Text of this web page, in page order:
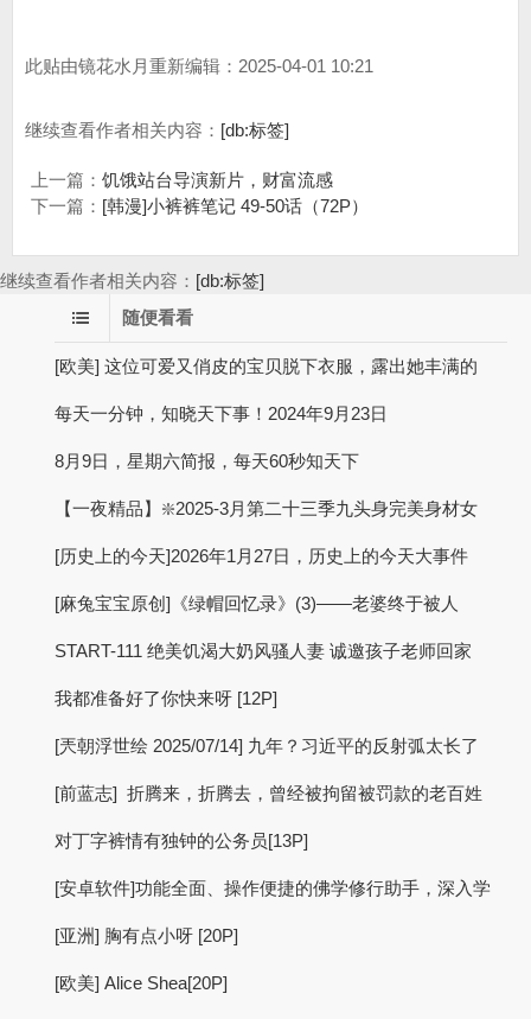
此贴由镜花水月重新编辑：2025-04-01 10:21
继续查看作者相关内容： [db:标签]
上一篇： 饥饿站台导演新片，财富流感
下一篇： [韩漫]小裤裤笔记 49-50话（72P）
继续查看作者相关内容： [db:标签]
随便看看
[欧美] 这位可爱又俏皮的宝贝脱下衣服，露出她丰满的
每天一分钟，知晓天下事！2024年9月23日
8月9日，星期六简报，每天60秒知天下
【一夜精品】❇️2025-3月第二十三季九头身完美身材女
[历史上的今天]2026年1月27日，历史上的今天大事件
[麻兔宝宝原创]《绿帽回忆录》(3)——老婆终于被人
START-111 绝美饥渴大奶风骚人妻 诚邀孩子老师回家
我都准备好了你快来呀 [12P]
[兲朝浮世绘 2025/07/14] 九年？习近平的反射弧太长了
[前蓝志] 折腾来，折腾去，曾经被拘留被罚款的老百姓
对丁字裤情有独钟的公务员[13P]
[安卓软件]功能全面、操作便捷的佛学修行助手，深入学
[亚洲] 胸有点小呀 [20P]
[欧美] Alice Shea[20P]